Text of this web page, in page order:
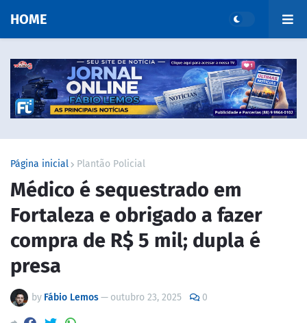
HOME
Página inicial Plantão Policial
Médico é sequestrado em
Fortaleza e obrigado a fazer
compra de R$ 5 mil; dupla é
presa
by Fábio Lemos— outubro 23, 2025 0